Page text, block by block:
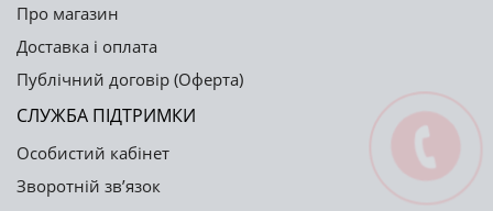
Про магазин
Доставка і оплата
Публічний договір (Оферта)
СЛУЖБА ПІДТРИМКИ
Особистий кабінет
Зворотній зв’язок